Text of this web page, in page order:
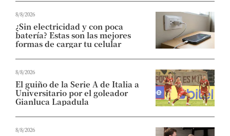
8/8/2026
¿Sin electricidad y con poca
batería? Estas son las mejores
formas de cargar tu celular
8/8/2026
El guiño de la Serie A de Italia a
Universitario por el goleador
Gianluca Lapadula
8/8/2026